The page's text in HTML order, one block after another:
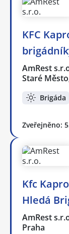
KFC
AmRest
Staré
Brigáda
Zveřejněno:
Kfc
Hledá
AmRest
Praha